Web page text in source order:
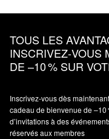
TOUS LES
INSCRIVEZ‑VOUS
DE –10 % SUR
Inscrivez‑vous dès
cadeau de bienvenue de –10
d’invitations à des
réservés aux membres